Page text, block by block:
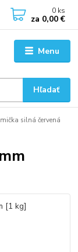
Menu
Hľadať
0 ks
za 0,00 €
silná červená